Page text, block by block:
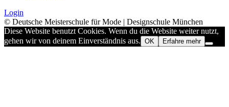
Login
© Deutsche Meisterschule für Mode | Designschule München
Diese Website benutzt Cookies. Wenn du die Website weiter nutzt,
gehen wir von deinem Einverständnis aus. OK Erfahre mehr